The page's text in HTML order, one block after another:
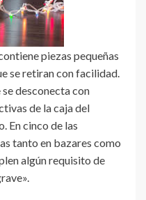
piezas pequeñas
se retiran con facilidad.
desconecta con
de la caja del
En cinco de las
tanto en bazares como
algún requisito de